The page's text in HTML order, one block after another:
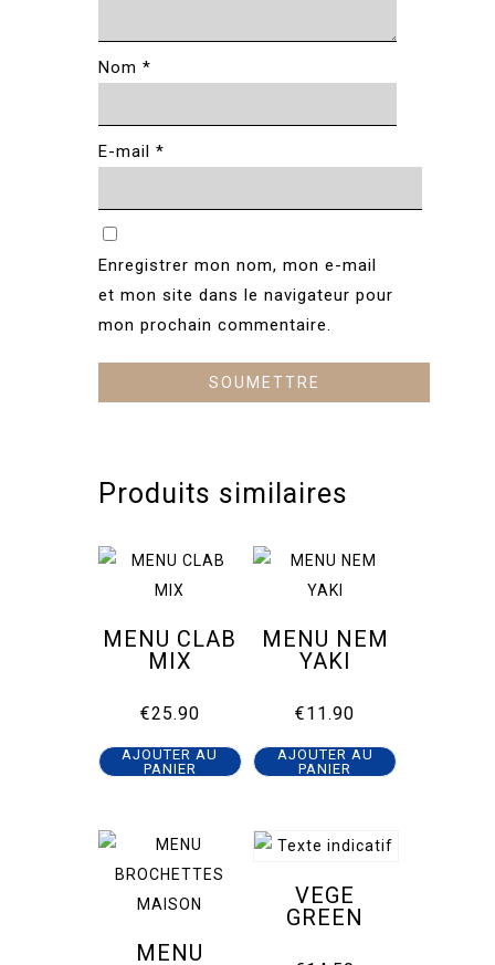
Nom *
E-mail *
Enregistrer mon nom, mon e-mail
et mon site dans le navigateur pour
mon prochain commentaire.
Produits similaires
MENU CLAB
MIX
€25.90
AJOUTER AU
PANIER
MENU NEM
YAKI
€11.90
AJOUTER AU
PANIER
MENU
VEGE
GREEN